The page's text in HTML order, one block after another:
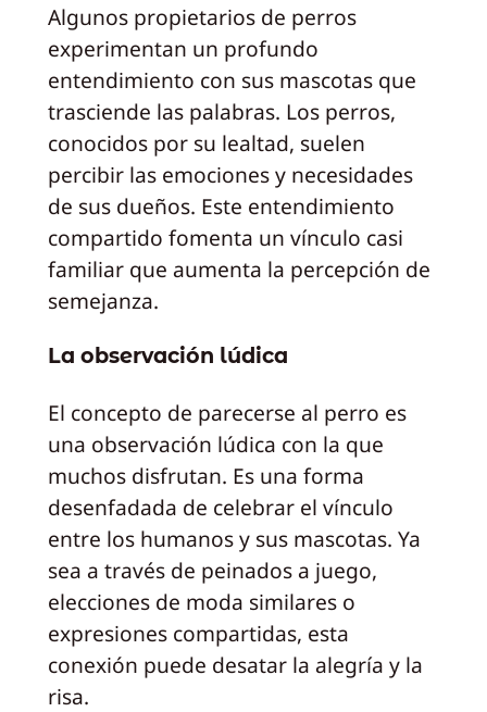
Algunos propietarios de perros
experimentan un profundo
entendimiento con sus mascotas que
trasciende las palabras. Los perros,
conocidos por su lealtad, suelen
percibir las emociones y necesidades
de sus dueños. Este entendimiento
compartido fomenta un vínculo casi
familiar que aumenta la percepción de
semejanza.
La observación lúdica
El concepto de parecerse al perro es
una observación lúdica con la que
muchos disfrutan. Es una forma
desenfadada de celebrar el vínculo
entre los humanos y sus mascotas. Ya
sea a través de peinados a juego,
elecciones de moda similares o
expresiones compartidas, esta
conexión puede desatar la alegría y la
risa.